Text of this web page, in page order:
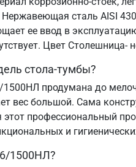
сталь AISI
ее ввод в
Цвет
стола-тумбы?
продумана до
вес большой. Сама
профессиональный
и
1500НЛ?